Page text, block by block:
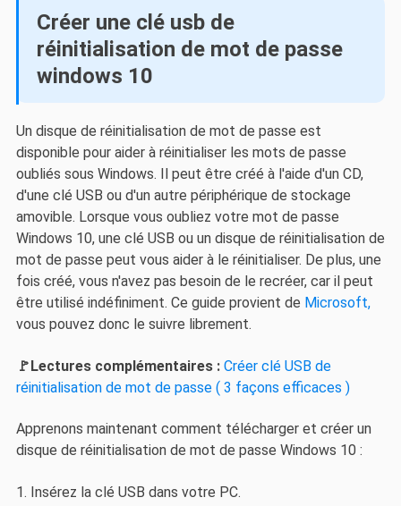
Créer une clé usb de
réinitialisation de mot de passe
windows 10
Un disque de réinitialisation de mot de passe est
disponible pour aider à réinitialiser les mots de passe
oubliés sous Windows. Il peut être créé à l'aide d'un CD,
d'une clé USB ou d'un autre périphérique de stockage
amovible. Lorsque vous oubliez votre mot de passe
Windows 10, une clé USB ou un disque de réinitialisation de
mot de passe peut vous aider à le réinitialiser. De plus, une
fois créé, vous n'avez pas besoin de le recréer, car il peut
être utilisé indéfiniment. Ce guide provient de Microsoft,
vous pouvez donc le suivre librement.
🚩Lectures complémentaires : Créer clé USB de
réinitialisation de mot de passe ( 3 façons efficaces )
Apprenons maintenant comment télécharger et créer un
disque de réinitialisation de mot de passe Windows 10 :
1. Insérez la clé USB dans votre PC.